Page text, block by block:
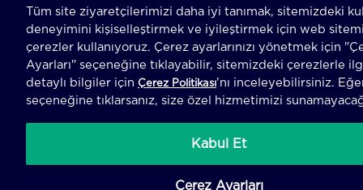
-Soft Sistemleriyle Hazırlanmıştır.